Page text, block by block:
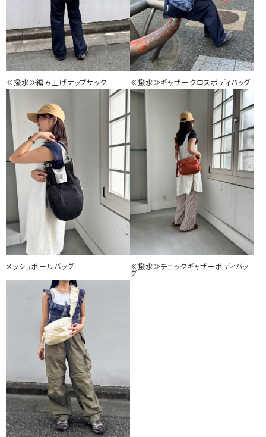
≪撥水≫編み上げナップサック ≪撥水≫ギャザークロスボディバッグ
メッシュボールバッグ
≪撥水≫チェックギャザーボディバッ
グ